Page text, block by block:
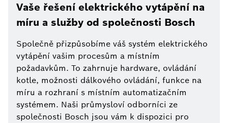
Vaše řešení elektrického vytápění na
míru a služby od společnosti Bosch
Společně přizpůsobíme váš systém elektrického
vytápění vašim procesům a místním
požadavkům. To zahrnuje hardware, ovládání
kotle, možnosti dálkového ovládání, funkce na
míru a rozhraní s místním automatizačním
systémem. Naši průmysloví odborníci ze
společnosti Bosch jsou vám k dispozici pro